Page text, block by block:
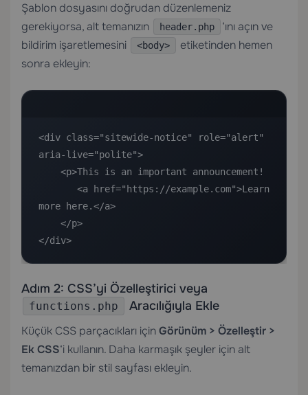
Şablon dosyasını doğrudan düzenlemeniz
gerekiyorsa, alt temanızın
header.php
‘ını açın ve
bildirim işaretlemesini
<body>
etiketinden hemen
sonra ekleyin:
<div class="sitewide-notice" role="alert"
aria-live="polite">
more here.</a>
</div>
Adım 2: CSS’yi Özelleştirici veya
functions.php Aracılığıyla Ekle
Küçük CSS parçacıkları içinGörünüm > Özelleştir >
Ek CSS‘i kullanın. Daha karmaşık şeyler için alt
temanızdan bir stil sayfası ekleyin.